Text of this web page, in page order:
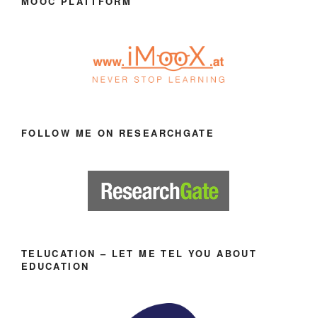
FOLLOW ME ON RESEARCHGATE
TELUCATION – LET ME TEL YOU ABOUT
EDUCATION